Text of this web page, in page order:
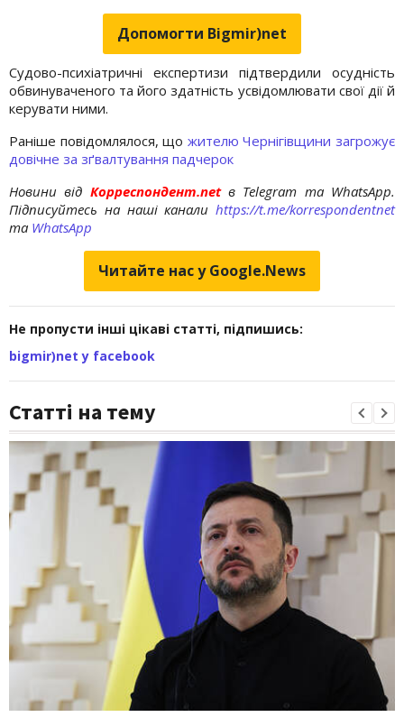
Допомогти Bigmir)net
Судово-психіатричні експертизи підтвердили осудність
обвинуваченого та його здатність усвідомлювати свої дії й
керувати ними.
Раніше повідомлялося, що жителю Чернігівщини загрожує
довічне за зґвалтування падчерок
Новини від Корреспондент.netв Telegram та WhatsApp.
Підписуйтесь на наші канали https://t.me/korrespondentnet
та WhatsApp
Читайте нас у Google.News
Не пропусти інші цікаві статті, підпишись:
bigmir)net у facebook
Статті на тему